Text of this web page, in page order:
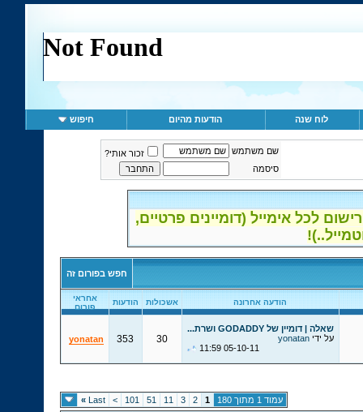
לוח שנה הודעות מהיום חיפוש
שם משתמש
זכור אותי?
סיסמה
לכל אימייל (דומיינים פרטיים,
חפש בפורום זה
הודעה אחרונה אשכולות הודעות
אחראי
פורום
שאלה | דומיין של GODADDY ושרת...
על ידיyonatan
05-10-11
11:59
30
353
yonatan
עמוד 1 מתוך 180 1
2
3
11
51
101
>
Last
»